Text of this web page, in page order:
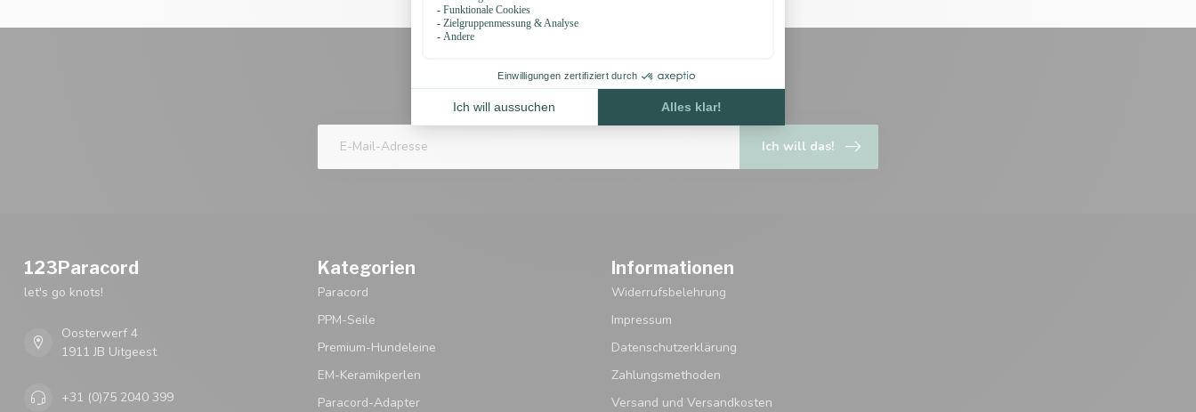
Erhalten Sie Nachrichten?
Erhalten Sie sofort 5 % Rabatt!
Ich will das!
123Paracord
let's go knots!
Oosterwerf 4
1911 JB Uitgeest
+31 (0)75 2040 399
Kategorien
Paracord
PPM-Seile
Premium-Hundeleine
EM-Keramikperlen
Paracord-Adapter
Informationen
Widerrufsbelehrung
Impressum
Datenschutzerklärung
Zahlungsmethoden
Versand und Versandkosten